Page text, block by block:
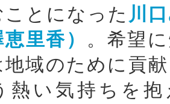
ことになった 川
恵里香） 。希望
地域のために貢
熱い気持ちを抱